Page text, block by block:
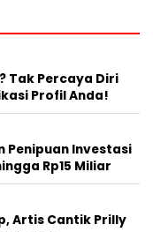
Tak Percaya Diri
Profil Anda!
Penipuan Investasi
Rp15 Miliar